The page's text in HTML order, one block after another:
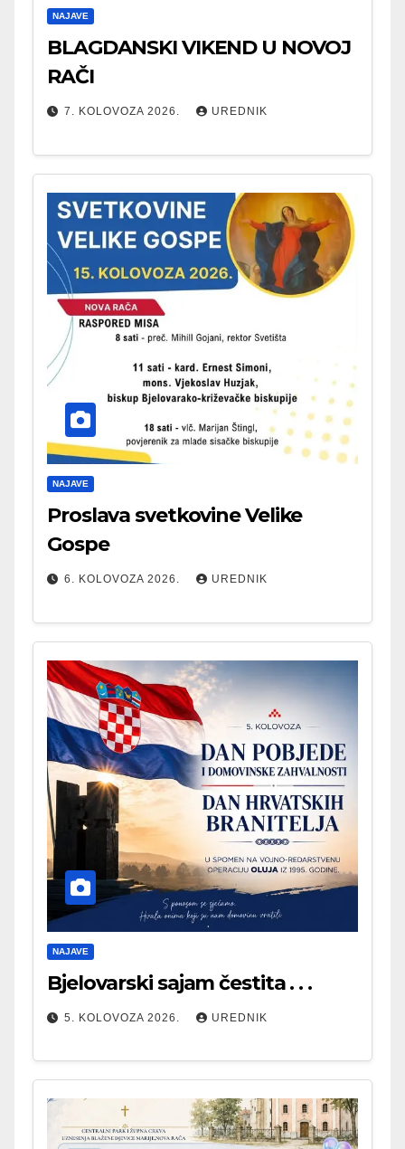
NAJAVE
BLAGDANSKI VIKEND U NOVOJ
RAČI
7. KOLOVOZA 2026. UREDNIK
NAJAVE
Proslava svetkovine Velike
Gospe
6. KOLOVOZA 2026. UREDNIK
NAJAVE
Bjelovarski sajam čestita . . .
5. KOLOVOZA 2026. UREDNIK